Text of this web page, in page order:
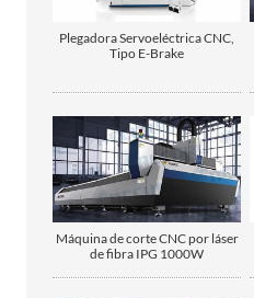
Plegadora Servoeléctrica CNC,
Tipo E-Brake
Máquina de corte CNC por láser
de fibra IPG 1000W